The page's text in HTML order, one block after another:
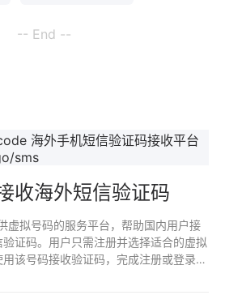
-- End --
收海外短信验证码
虚拟号码的服务平台，帮助国内用户接
证码。用户只需注册并选择适合的虚拟
该号码接收验证码，完成注册或登录操